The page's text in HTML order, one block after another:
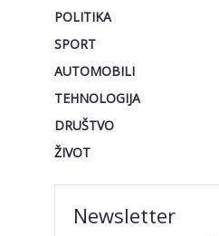
POLITIKA
SPORT
AUTOMOBILI
TEHNOLOGIJA
DRUŠTVO
ŽIVOT
Newsletter